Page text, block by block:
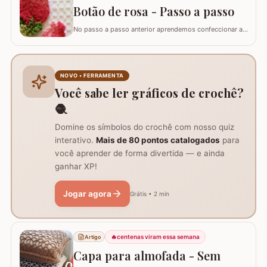
Verde 9392 (apenas para as folhas)…
Botão de rosa - Passo a passo
No passo a passo anterior aprendemos confeccionar a
grupo Viciadas em crochê. Fiz o passo a passo com
algumas poucas diferenças e também para auxil
NOVO • FERRAMENTA
Você sabe ler gráficos de crochê?
🧶
Domine os símbolos do crochê com nosso quiz
interativo. Mais de 80 pontos catalogados para
você aprender de forma divertida — e ainda
ganhar XP!
Jogar agora Grátis • 2 min
Artigo 🔥centenas viram essa semana
Capa para almofada - Sem